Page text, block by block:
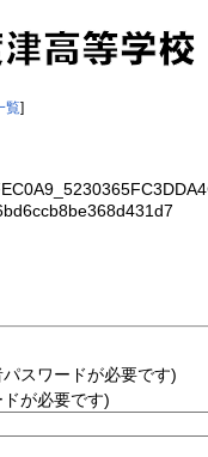
覧]
スワードが必要です)
が必要です)